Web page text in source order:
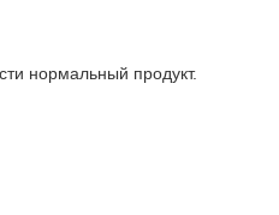
нормальный продукт.